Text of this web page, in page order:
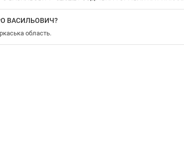
ВАСИЛЬОВИЧ?
область.